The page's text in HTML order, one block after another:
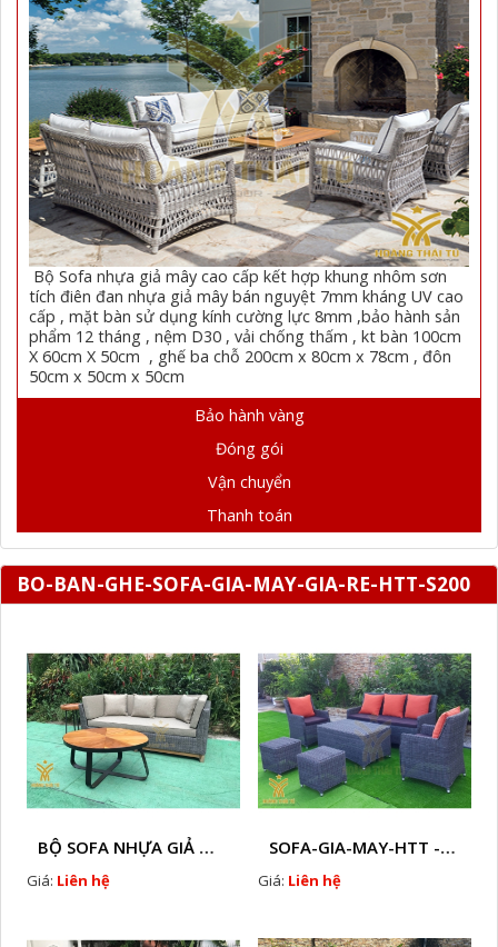
Bộ Sofa nhựa giả mây cao cấp kết hợp khung nhôm sơn
tích điên đan nhựa giả mây bán nguyệt 7mm kháng UV cao
cấp , mặt bàn sử dụng kính cường lực 8mm ,bảo hành sản
phẩm 12 tháng , nệm D30 , vải chống thấm , kt bàn 100cm
X 60cm X 50cm , ghế ba chỗ 200cm x 80cm x 78cm , đôn
50cm x 50cm x 50cm
Bảo hành vàng
Đóng gói
Vận chuyển
Thanh toán
BO-BAN-GHE-SOFA-GIA-MAY-GIA-RE-HTT-S200
BỘ SOFA NHỰA GIẢ MÂY HTT - S86
Giá: Liên hệ
SOFA-GIA-MAY-HTT - S61 COPY
Giá: Liên hệ